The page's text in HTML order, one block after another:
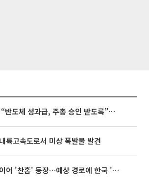
김정관 장관 “반도체 성과급, 주총 승인 받도록”…상법·자본시장법 개정 시사
륙고속도로서 미상 폭발물 발견
태풍 '돌핀' 이어 '찬홈' 등장…예상 경로에 한국 '한숨'